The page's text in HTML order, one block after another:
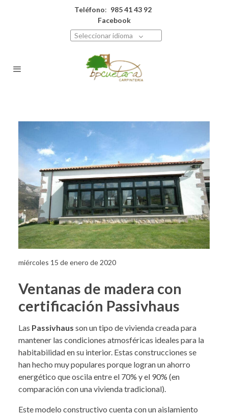
Teléfono: 985 41 43 92
Facebook
Seleccionar idioma
miércoles 15 de enero de 2020
Ventanas de madera con
certificación Passivhaus
Las Passivhaus son un tipo de vivienda creada para
mantener las condiciones atmosféricas ideales para la
habitabilidad en su interior. Estas construcciones se
han hecho muy populares porque logran un ahorro
energético que oscila entre el 70% y el 90% (en
comparación con una vivienda tradicional).
Este modelo constructivo cuenta con un aislamiento